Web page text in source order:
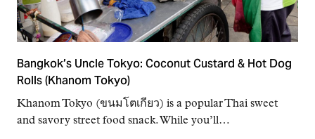
Bangkok’s Uncle Tokyo: Coconut Custard & Hot Dog
Rolls (Khanom Tokyo)
Khanom Tokyo (ขนมโตเกียว) is a popular Thai sweet
and savory street food snack. While you’ll…